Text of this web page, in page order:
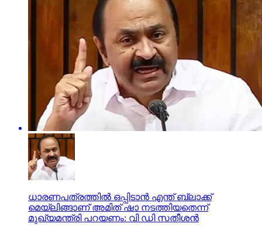
ധാരണപത്രത്തില്‍ ഒപ്പിടാന്‍ എന്ത് ബ്ലാക്ക്
മെയ്‌ലിങ്ങാണ് അമിത് ഷാ നടത്തിയതെന്ന്
മുഖ്യമന്ത്രി പറയണം: വി ഡി സതീശന്‍